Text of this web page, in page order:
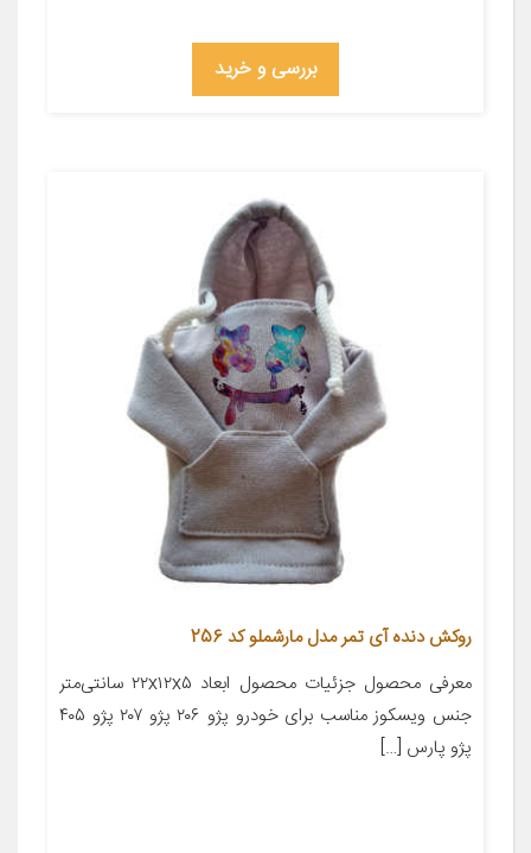
بررسی و خرید
روکش دنده آی تمر مدل مارشملو کد 256
معرفی محصول جزئیات محصول ابعاد ۲۲x۱۲x۵ سانتی‌متر
جنس ویسکوز مناسب برای خودرو پژو ۲۰۶ پژو ۲۰۷ پژو ۴۰۵
پژو پارس […]